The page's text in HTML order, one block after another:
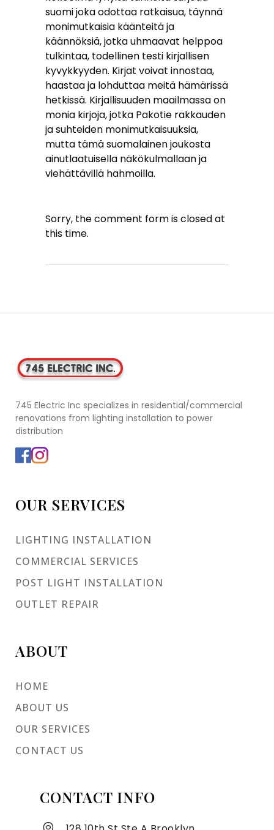
suomi joka odottaa ratkaisua, täynnä
monimutkaisia käänteitä ja
käännöksiä, jotka uhmaavat helppoa
tulkintaa, todellinen testi kirjallisen
kyvykkyyden. Kirjat voivat innostaa,
haastaa ja lohduttaa meitä hämärissä
hetkissä. Kirjallisuuden maailmassa on
monia kirjoja, jotka Pakotie rakkauden
ja suhteiden monimutkaisuuksia,
mutta tämä suomalainen joukosta
ainutlaatuisella näkökulmallaan ja
viehättävillä hahmoilla.
Sorry, the comment form is closed at
this time.
745 Electric Inc specializes in residential/commercial
renovations from lighting installation to power
distribution
OUR SERVICES
LIGHTING INSTALLATION
COMMERCIAL SERVICES
POST LIGHT INSTALLATION
OUTLET REPAIR
ABOUT
HOME
ABOUT US
OUR SERVICES
CONTACT US
CONTACT INFO